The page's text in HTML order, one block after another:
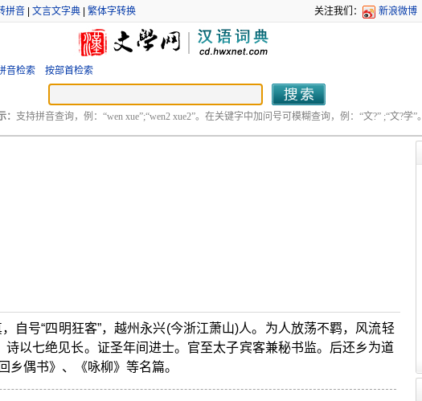
拼音| 文言文字典| 繁体字转换 关注我们： 新浪微博
音检索 按部首检索
： 支持拼音查询，例：“wen xue”;“wen2 xue2”。在关键字中加问号可模糊查询，例：“文?” ;“文?学”。
自号“四明狂客”，越州永兴(今浙江萧山)人。为人放荡不羁，风流轻
诗以七绝见长。证圣年间进士。官至太子宾客兼秘书监。后还乡为道
乡偶书》、《咏柳》等名篇。